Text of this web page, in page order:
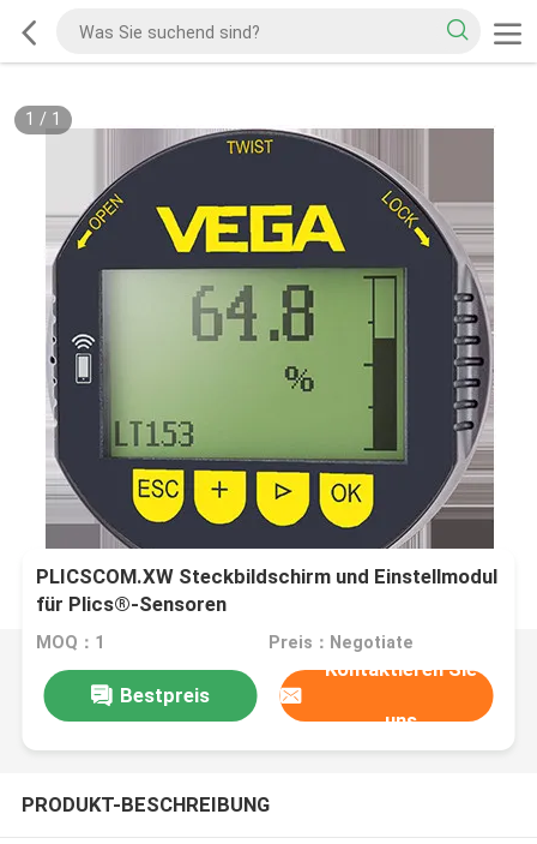
1 / 1
PLICSCOM.XW Steckbildschirm und Einstellmodul
für Plics®-Sensoren
MOQ：1 Preis：Negotiate
Bestpreis
Kontaktieren Sie
uns
PRODUKT-BESCHREIBUNG